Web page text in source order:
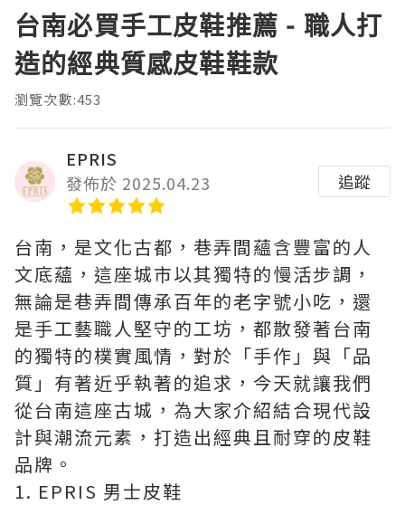
台南必買手工皮鞋推薦 - 職人打
造的經典質感皮鞋鞋款
瀏覽次數:453
EPRIS
發佈於 2025.04.23
追蹤
台南，是文化古都，巷弄間蘊含豐富的人
文底蘊，這座城市以其獨特的慢活步調，
無論是巷弄間傳承百年的老字號小吃，還
是手工藝職人堅守的工坊，都散發著台南
的獨特的樸實風情，對於「手作」與「品
質」有著近乎執著的追求，今天就讓我們
從台南這座古城，為大家介紹結合現代設
計與潮流元素，打造出經典且耐穿的皮鞋
品牌。
1. EPRIS 男士皮鞋